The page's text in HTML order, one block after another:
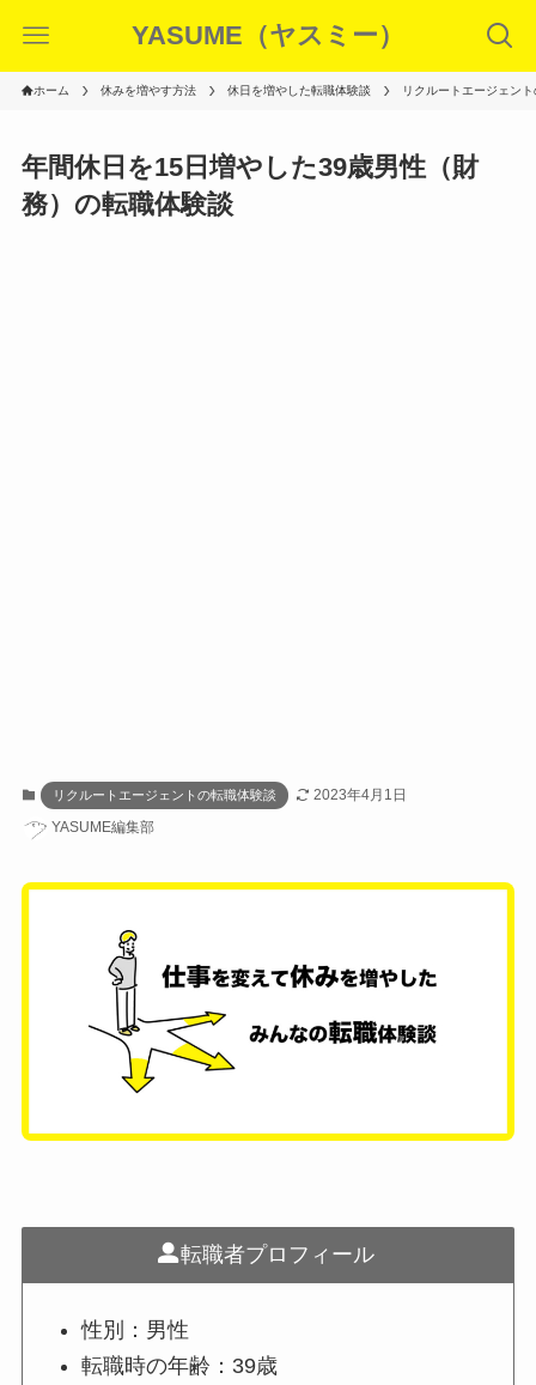
YASUME（ヤスミー）
ホーム 休みを増やす方法 休日を増やした転職体験談 リクルートエージェン
年間休日を15日増やした39歳男性（財
務）の転職体験談
リクルートエージェントの転職体験談
2023年4月1日
YASUME編集部
転職者プロフィール
性別：男性
転職時の年齢：39歳